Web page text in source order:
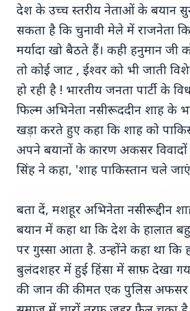
7 Jun 2026
गोंद कतिरा वेलनेस ड्रिंक — पेट की
उपाय जिसका आपका पेट इंतजार कर
देश के उच्च स्तरीय नेताओं के बयान
सकता है कि चुनावी मेले में राजनेता
मर्यादा खो बैठते हैं। कही हनुमान जी
तो कोई जाट , ईश्वर को भी जाती
हो रही है ! भारतीय जनता पार्टी के
फिल्म अभिनेता नसीरूददीन शाह के
खड़ा करते हुए कहा कि शाह को
अपने बयानों के कारण अकसर
सिंह ने कहा, 'शाह पाकिस्तान चले
बता दें, मशहूर अभिनेता नसीरूद्दीन
बयान में कहा था कि देश के हालात
पर गुस्सा आता है. उन्होंने कहा था कि
बुलंदशहर में हुई हिंसा में साफ़ देखा
की जान की कीमत एक पुलिस अफसर